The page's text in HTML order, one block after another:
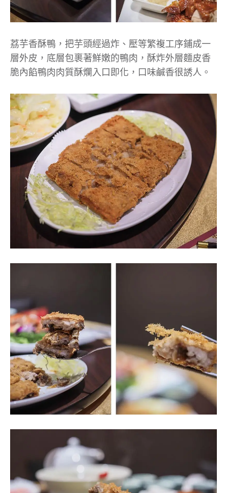
荔芋香酥鴨，把芋頭經過炸、壓等繁複工序鋪成一
層外皮，底層包裹著鮮嫩的鴨肉，酥炸外層麵皮香
脆內餡鴨肉肉質酥爛入口即化，口味鹹香很誘人。